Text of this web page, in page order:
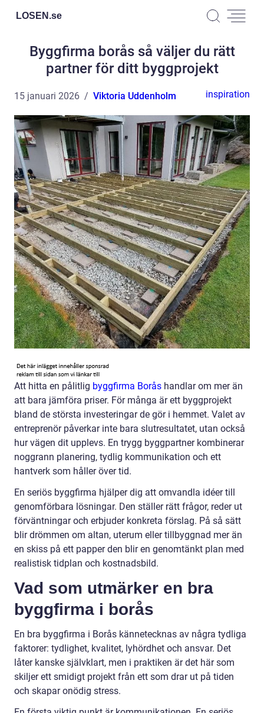
LOSEN.se
Byggfirma borås så väljer du rätt
partner för ditt byggprojekt
15 januari 2026 Viktoria Uddenholm inspiration
Att hitta en pålitlig byggfirma Borås handlar om mer än
att bara jämföra priser. För många är ett byggprojekt
bland de största investeringar de gör i hemmet. Valet av
entreprenör påverkar inte bara slutresultatet, utan också
hur vägen dit upplevs. En trygg byggpartner kombinerar
noggrann planering, tydlig kommunikation och ett
hantverk som håller över tid.
En seriös byggfirma hjälper dig att omvandla idéer till
genomförbara lösningar. Den ställer rätt frågor, reder ut
förväntningar och erbjuder konkreta förslag. På så sätt
blir drömmen om altan, uterum eller tillbyggnad mer än
en skiss på ett papper den blir en genomtänkt plan med
realistisk tidplan och kostnadsbild.
Vad som utmärker en bra
byggfirma i borås
En bra byggfirma i Borås kännetecknas av några tydliga
faktorer: tydlighet, kvalitet, lyhördhet och ansvar. Det
låter kanske självklart, men i praktiken är det här som
skiljer ett smidigt projekt från ett som drar ut på tiden
och skapar onödig stress.